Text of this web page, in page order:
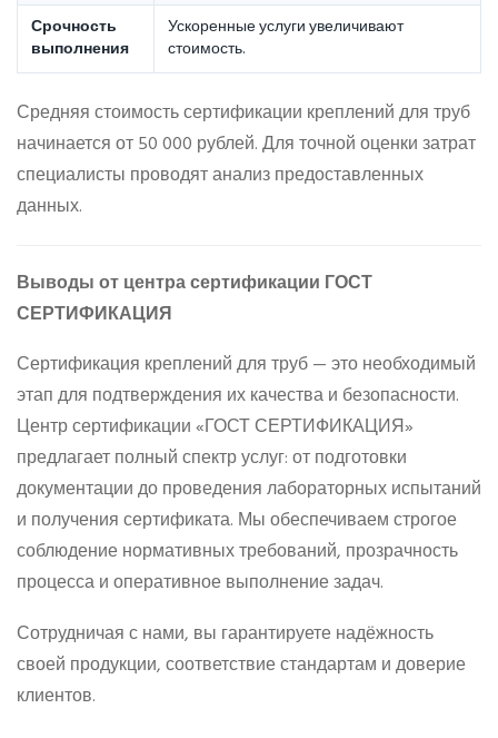
Срочность
выполнения
Ускоренные услуги увеличивают
стоимость.
Средняя стоимость сертификации креплений для труб
начинается от 50 000 рублей. Для точной оценки затрат
специалисты проводят анализ предоставленных
данных.
Выводы от центра сертификации ГОСТ
СЕРТИФИКАЦИЯ
Сертификация креплений для труб — это необходимый
этап для подтверждения их качества и безопасности.
Центр сертификации «ГОСТ СЕРТИФИКАЦИЯ»
предлагает полный спектр услуг: от подготовки
документации до проведения лабораторных испытаний
и получения сертификата. Мы обеспечиваем строгое
соблюдение нормативных требований, прозрачность
процесса и оперативное выполнение задач.
Сотрудничая с нами, вы гарантируете надёжность
своей продукции, соответствие стандартам и доверие
клиентов.